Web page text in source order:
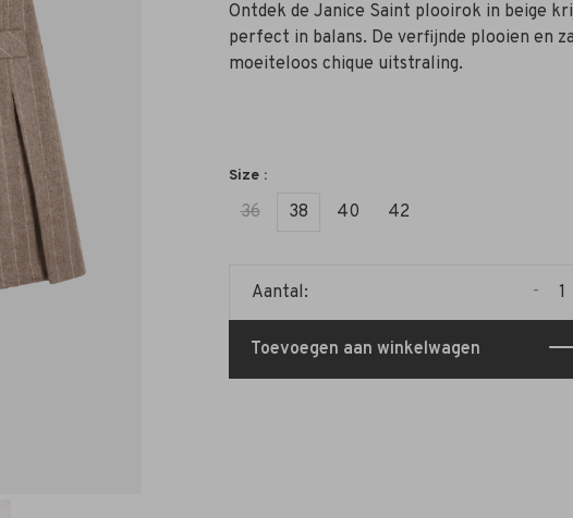
Ontdek de Janice Saint plooirok in beige
perfect in balans. De verfijnde plooien en
moeiteloos chique uitstraling.
Size :
36 38 40 42
Aantal: -
Toevoegen aan winkelwagen